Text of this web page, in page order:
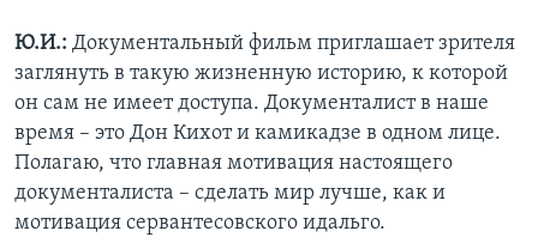
Ю.И.: Документальный фильм приглашает зрителя
заглянуть в такую жизненную историю, к которой
он сам не имеет доступа. Документалист в наше
время – это Дон Кихот и камикадзе в одном лице.
Полагаю, что главная мотивация настоящего
документалиста – сделать мир лучше, как и
мотивация сервантесовского идальго.